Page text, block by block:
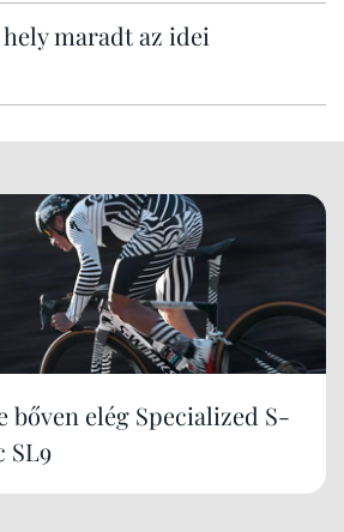
maradt az idei
bőven elég Specialized S-
SL9